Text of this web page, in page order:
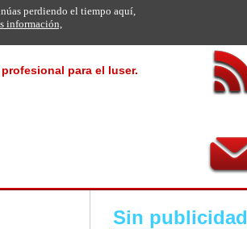
para el luser.
Sin publicidad
perdiendo el tiempo aquí,
información,